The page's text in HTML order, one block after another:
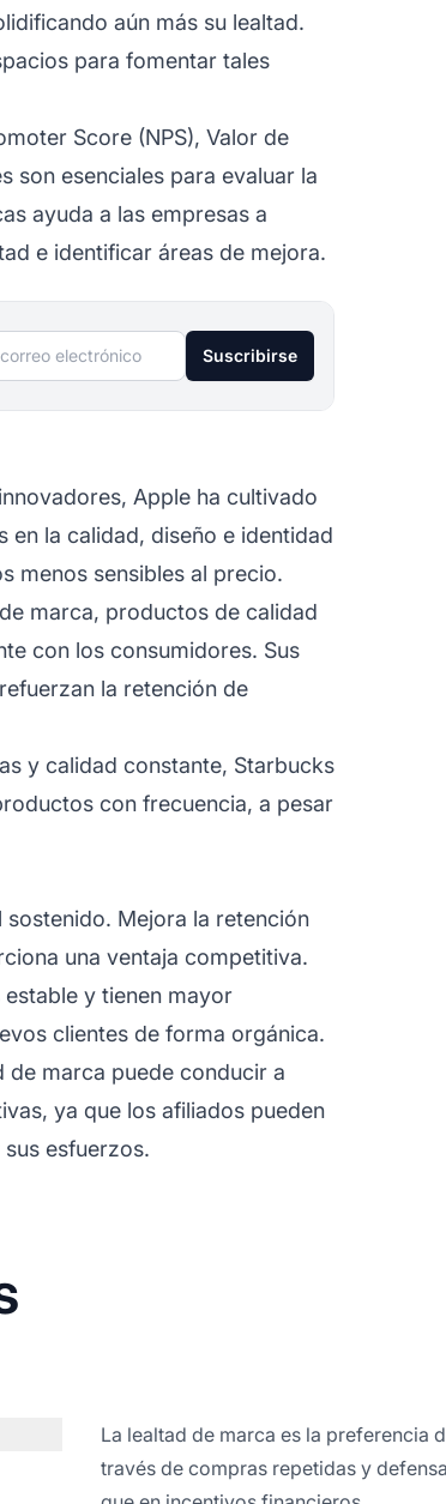
aún más su lealtad.
para fomentar tales
Score (NPS), Valor de
son esenciales para evaluar la
ayuda a las empresas a
e identificar áreas de mejora.
correo electrónico Suscribirse
Apple ha cultivado
en la calidad, diseño e identidad
menos sensibles al precio.
marca, productos de calidad
con los consumidores. Sus
la retención de
y calidad constante, Starbucks
con frecuencia, a pesar
Mejora la retención
una ventaja competitiva.
y tienen mayor
clientes de forma orgánica.
de marca puede conducir a
ya que los afiliados pueden
esfuerzos.
La lealtad de marca es la preferencia
través de compras repetidas y